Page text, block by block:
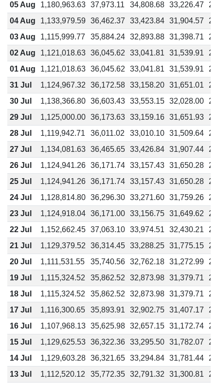
05 Aug 1,180,963.63 37,973.11 34,808.68 33,226.47
04 Aug
1,133,979.59 36,462.37 33,423.84 31,904.57
03 Aug
1,115,999.77 35,884.24 32,893.88 31,398.71
02 Aug
1,121,018.63 36,045.62 33,041.81 31,539.91
01 Aug
1,121,018.63 36,045.62 33,041.81 31,539.91
31 Jul
1,124,967.32 36,172.58 33,158.20 31,651.01
30 Jul
1,138,366.80 36,603.43 33,553.15 32,028.00
29 Jul
1,125,000.00 36,173.63 33,159.16 31,651.93
28 Jul
1,119,942.71 36,011.02 33,010.10 31,509.64
27 Jul
1,134,081.63 36,465.65 33,426.84 31,907.44
26 Jul
1,124,941.26 36,171.74 33,157.43 31,650.28
25 Jul
1,124,941.26 36,171.74 33,157.43 31,650.28
24 Jul
1,128,814.80 36,296.30 33,271.60 31,759.26
23 Jul
1,124,918.04 36,171.00 33,156.75 31,649.62
22 Jul
1,152,662.45 37,063.10 33,974.51 32,430.21
21 Jul
1,129,379.52 36,314.45 33,288.25 31,775.15
20 Jul
1,111,531.55 35,740.56 32,762.18 31,272.99
19 Jul
1,115,324.52 35,862.52 32,873.98 31,379.71
18 Jul
1,115,324.52 35,862.52 32,873.98 31,379.71
17 Jul
1,116,300.65 35,893.91 32,902.75 31,407.17
16 Jul
1,107,968.13 35,625.98 32,657.15 31,172.74
15 Jul
1,129,625.53 36,322.36 33,295.50 31,782.07
14 Jul
1,129,603.28 36,321.65 33,294.84 31,781.44
13 Jul
1,112,520.12 35,772.35 32,791.32 31,300.81